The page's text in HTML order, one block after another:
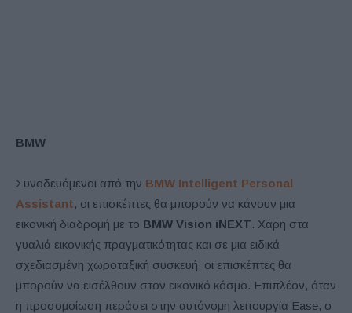
BMW
Συνοδευόμενοι από την BMW Intelligent Personal
Assistant, οι επισκέπτες θα μπορούν να κάνουν μια
εικονική διαδρομή με το BMW Vision iNEXT. Χάρη στα
γυαλιά εικονικής πραγματικότητας και σε μια ειδικά
σχεδιασμένη χωροταξική συσκευή, οι επισκέπτες θα
μπορούν να εισέλθουν στον εικονικό κόσμο. Επιπλέον, όταν
η προσομοίωση περάσει στην αυτόνομη λειτουργία Ease, ο